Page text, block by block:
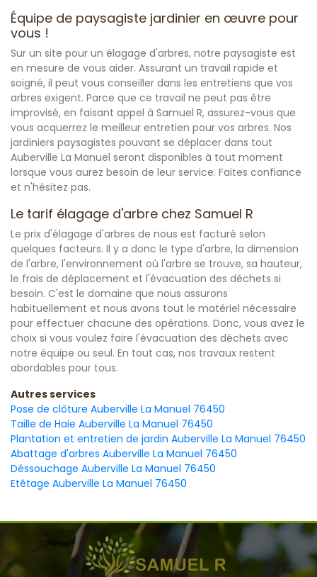
Équipe de paysagiste jardinier en œuvre pour
vous !
Sur un site pour un élagage d'arbres, notre paysagiste est
en mesure de vous aider. Assurant un travail rapide et
soigné, il peut vous conseiller dans les entretiens que vos
arbres exigent. Parce que ce travail ne peut pas être
improvisé, en faisant appel à Samuel R, assurez-vous que
vous acquerrez le meilleur entretien pour vos arbres. Nos
jardiniers paysagistes pouvant se déplacer dans tout
Auberville La Manuel seront disponibles à tout moment
lorsque vous aurez besoin de leur service. Faites confiance
et n'hésitez pas.
Le tarif élagage d'arbre chez Samuel R
Le prix d'élagage d'arbres de nous est facturé selon
quelques facteurs. Il y a donc le type d'arbre, la dimension
de l'arbre, l'environnement où l'arbre se trouve, sa hauteur,
le frais de déplacement et l'évacuation des déchets si
besoin. C'est le domaine que nous assurons
habituellement et nous avons tout le matériel nécessaire
pour effectuer chacune des opérations. Donc, vous avez le
choix si vous voulez faire l'évacuation des déchets avec
notre équipe ou seul. En tout cas, nos travaux restent
abordables pour tous.
Autres services
Pose de clôture Auberville La Manuel 76450
Taille de Haie Auberville La Manuel 76450
Plantation et entretien de jardin Auberville La Manuel 76450
Abattage d'arbres Auberville La Manuel 76450
Déssouchage Auberville La Manuel 76450
Etêtage Auberville La Manuel 76450